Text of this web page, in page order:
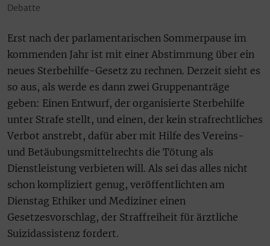
Debatte
Erst nach der parlamentarischen Sommerpause im
kommenden Jahr ist mit einer Abstimmung über ein
neues Sterbehilfe-Gesetz zu rechnen. Derzeit sieht es
so aus, als werde es dann zwei Gruppenanträge
geben: Einen Entwurf, der organisierte Sterbehilfe
unter Strafe stellt, und einen, der kein strafrechtliches
Verbot anstrebt, dafür aber mit Hilfe des Vereins-
und Betäubungsmittelrechts die Tötung als
Dienstleistung verbieten will. Als sei das alles nicht
schon kompliziert genug, veröffentlichten am
Dienstag Ethiker und Mediziner einen
Gesetzesvorschlag, der Straffreiheit für ärztliche
Suizidassistenz fordert.